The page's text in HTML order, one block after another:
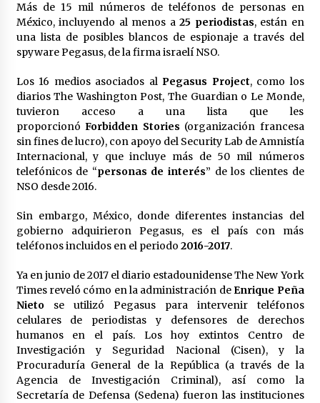
3 semanas atrás
Detienen a funcionario por presunto homicidio
del periodista Josué Martínez
3 semanas atrás
CNTE anuncia paso gratuito en peajes de CDMX
y acciones en 20 estados
2 meses atrás
Laura Itzel Castillo será la nueva secretaria de
las Mujeres, anuncia Sheinbaum
Sheinbaum descarta reunión entre CNTE y
Segob: «ya dimos nuestras propuestas»
Zar antidrogas de EE.UU.: “vamos por los
políticos mexicanos que protegen al narco”
2 meses atrás
Trump anuncia acuerdo con Irán y el fin de
operaciones militares entre ambos países
2 meses atrás
Más de 15 mil números de teléfonos de personas en
México, incluyendo al menos a 25 periodistas, están en
una lista de posibles blancos de espionaje a través del
spyware Pegasus, de la firma israelí NSO.
Los 16 medios asociados al Pegasus Project, como los
diarios The Washington Post, The Guardian o Le Monde,
tuvieron acceso a una lista que les
proporcionó Forbidden Stories (organización francesa
sin fines de lucro), con apoyo del Security Lab de Amnistía
Internacional, y que incluye más de 50 mil números
telefónicos de “personas de interés” de los clientes de
NSO desde 2016.
Sin embargo, México, donde diferentes instancias del
gobierno adquirieron Pegasus, es el país con más
teléfonos incluidos en el periodo 2016-2017.
Ya en junio de 2017 el diario estadounidense The New York
Times reveló cómo en la administración deEnrique Peña
Nietose utilizó Pegasus para intervenir teléfonos
celulares de periodistas y defensores de derechos
humanos en el país. Los hoy extintos Centro de
Investigación y Seguridad Nacional (Cisen), y la
Procuraduría General de la República (a través de la
Agencia de Investigación Criminal), así como la
Secretaría de Defensa (Sedena) fueron las instituciones